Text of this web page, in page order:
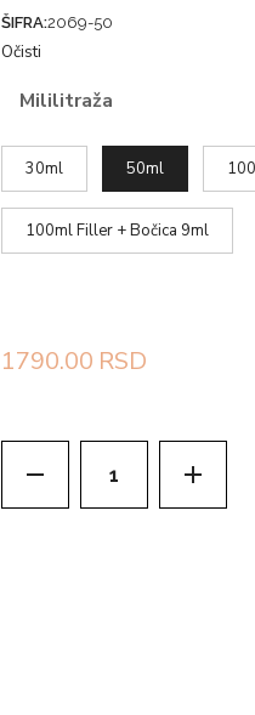
ŠIFRA:2069-50
Mililitraža
30ml 50ml
100ml Filler + Bočica 9ml
Očisti
1790.00 RSD